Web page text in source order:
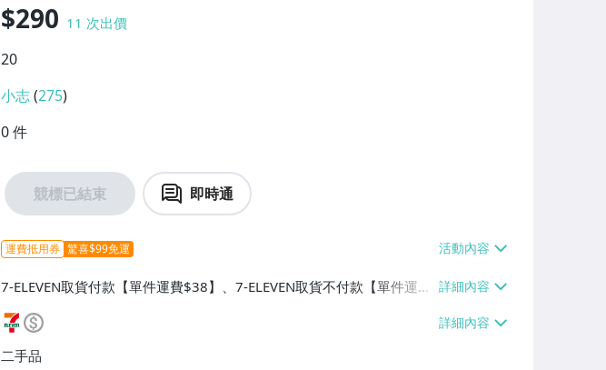
$290 11 次出價
20
小志 (275)
0件
競標已結束 即時通
運費抵用券 驚喜$99免運
7-ELEVEN取貨付款【單件運費$38】、7-ELEVEN取貨不付款【單件運費
$38】、郵局掛號【單件運費$50】、面交/自取/不寄送【免運費】
二手品